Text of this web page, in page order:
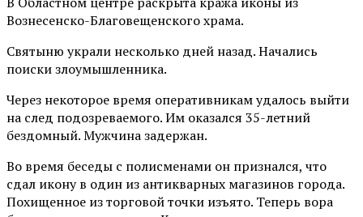
Вознесенско-Благовещенского храма.
Святыню украли несколько дней назад. Начались
поиски злоумышленника.
Через некоторое время оперативникам удалось выйти
на след подозреваемого. Им оказался 35-летний
бездомный. Мужчина задержан.
Во время беседы с полисменами он признался, что
сдал икону в один из антикварных магазинов города.
Похищенное из торговой точки изъято. Теперь вора